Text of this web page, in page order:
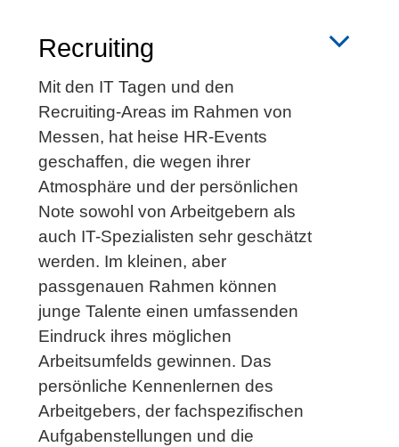
Recruiting
Mit den IT Tagen und den
Recruiting-Areas im Rahmen von
Messen, hat heise HR-Events
geschaffen, die wegen ihrer
Atmosphäre und der persönlichen
Note sowohl von Arbeitgebern als
auch IT-Spezialisten sehr geschätzt
werden. Im kleinen, aber
passgenauen Rahmen können
junge Talente einen umfassenden
Eindruck ihres möglichen
Arbeitsumfelds gewinnen. Das
persönliche Kennenlernen des
Arbeitgebers, der fachspezifischen
Aufgabenstellungen und die